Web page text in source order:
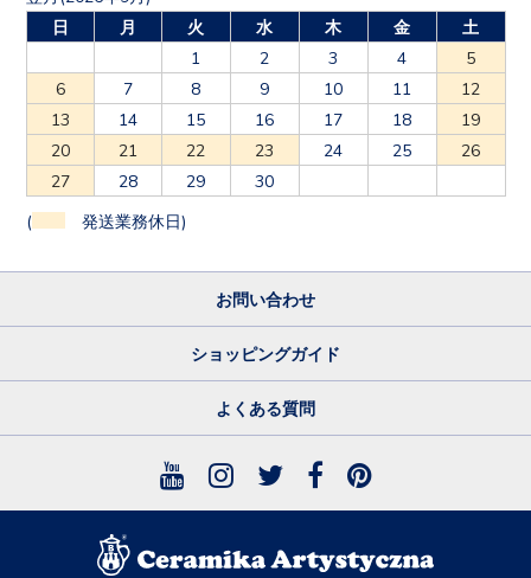
日
月 火 水 木 金
土
1
2 3 4
5
6
7 8 9 10 11
12
13
14 15 16 17 18
19
20
21 22 23 24 25
26
27
28 29 30